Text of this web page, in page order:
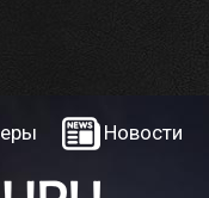
Новости